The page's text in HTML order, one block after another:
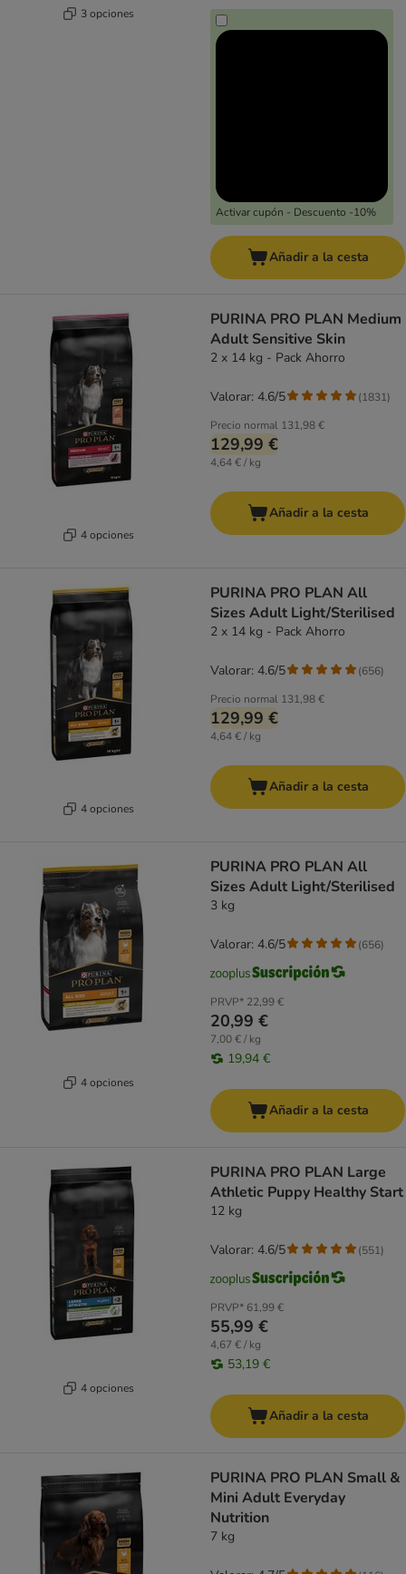
3 opciones
Activar cupón - Descuento -10%
Añadir a la cesta
4 opciones
PURINA PRO PLAN Medium
Adult Sensitive Skin
2 x 14 kg - Pack Ahorro
Precio normal 131,98 €
129,99 €
4,64 € / kg
Valorar: 4.6/5 (1831)
Añadir a la cesta
4 opciones
PURINA PRO PLAN All
Sizes Adult Light/Sterilised
2 x 14 kg - Pack Ahorro
Precio normal 131,98 €
129,99 €
4,64 € / kg
Valorar: 4.6/5 (656)
Añadir a la cesta
4 opciones
PURINA PRO PLAN All
Sizes Adult Light/Sterilised
3 kg
PRVP* 22,99 €
20,99 €
7,00 € / kg
19,94 €
Valorar: 4.6/5 (656)
Añadir a la cesta
4 opciones
PURINA PRO PLAN Large
Athletic Puppy Healthy Start
12 kg
PRVP* 61,99 €
55,99 €
4,67 € / kg
53,19 €
Valorar: 4.6/5 (551)
Añadir a la cesta
PURINA PRO PLAN Small &
Mini Adult Everyday
Nutrition
7 kg